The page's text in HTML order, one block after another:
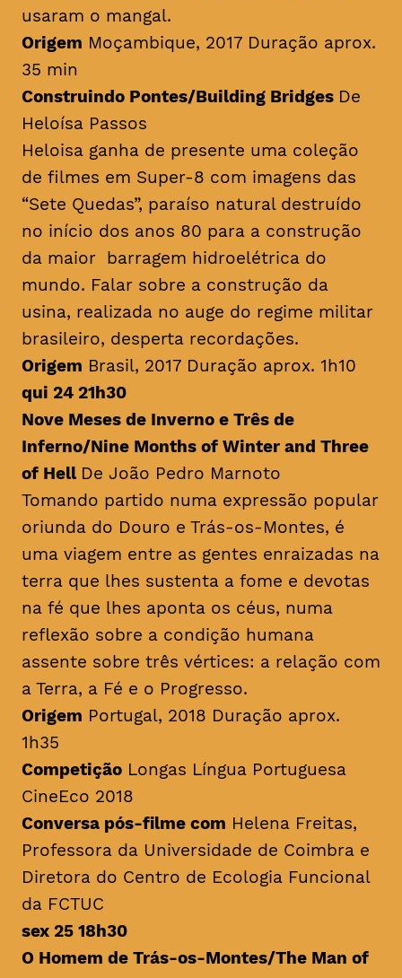
usaram o mangal.
Origem Moçambique, 2017 Duração aprox.
35 min
Construindo Pontes/Building Bridges De
Heloísa Passos
Heloisa ganha de presente uma coleção
de filmes em Super-8 com imagens das
“Sete Quedas”, paraíso natural destruído
no início dos anos 80 para a construção
da maior barragem hidroelétrica do
mundo. Falar sobre a construção da
usina, realizada no auge do regime militar
brasileiro, desperta recordações.
Origem Brasil, 2017 Duração aprox. 1h10
qui 24 21h30
Nove Meses de Inverno e Três de
Inferno/Nine Months of Winter and Three
of Hell De João Pedro Marnoto
Tomando partido numa expressão popular
oriunda do Douro e Trás-os-Montes, é
uma viagem entre as gentes enraizadas na
terra que lhes sustenta a fome e devotas
na fé que lhes aponta os céus, numa
reflexão sobre a condição humana
assente sobre três vértices: a relação com
a Terra, a Fé e o Progresso.
Origem Portugal, 2018 Duração aprox.
1h35
CompetiçãoLongas Língua Portuguesa
CineEco 2018
Conversa pós-filme com Helena Freitas,
Professora da Universidade de Coimbra e
Diretora do Centro de Ecologia Funcional
da FCTUC
sex 25 18h30
O Homem de Trás-os-Montes/The Man of